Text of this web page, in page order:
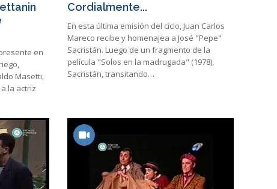
en
Masetti,
la actriz
Cordialmente...
En esta última emisión del ciclo, Juan Carlos
Mareco recibe y homenajea a José "Pepe"
Sacristán. Luego de un fragmento de la
película "Solos en la madrugada" (1978),
Sacristán, transitando…